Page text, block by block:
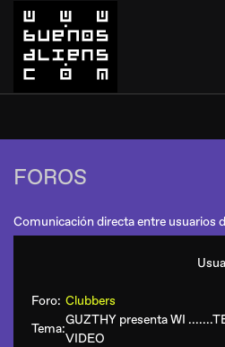
FOROS
Comunicación directa entre usuarios
Foro: Clubbers
Tema:
GUZTHY presenta WI
VIDEO